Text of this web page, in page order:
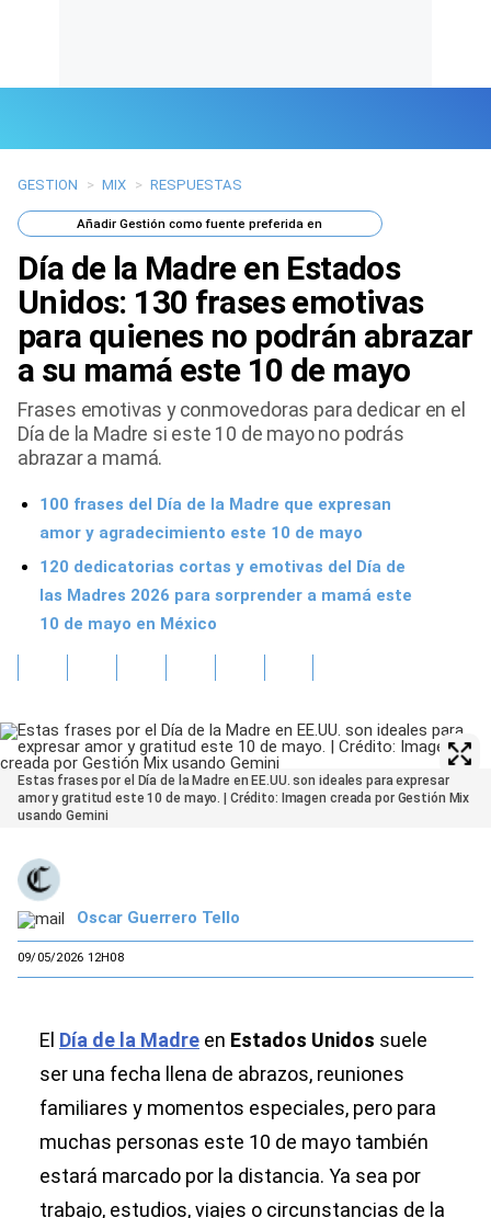
Últimas Noticias
Mi Bolsillo
Respuestas
Gente
Tendencias Mix
GESTION > MIX > RESPUESTAS
AñadirGestión como fuente preferida en
Día de la Madre en Estados
Unidos: 130 frases emotivas
para quienes no podrán abrazar
a su mamá este 10 de mayo
Frases emotivas y conmovedoras para dedicar en el
Día de la Madre si este 10 de mayo no podrás
abrazar a mamá.
100 frases del Día de la Madre que expresan
amor y agradecimiento este 10 de mayo
120 dedicatorias cortas y emotivas del Día de
las Madres 2026 para sorprender a mamá este
10 de mayo en México
Estas frases por el Día de la Madre en EE.UU. son ideales para expresar
amor y gratitud este 10 de mayo. | Crédito: Imagen creada por Gestión Mix
usando Gemini
Oscar Guerrero Tello
09/05/2026 12H08
El Día de la Madre en Estados Unidos suele
ser una fecha llena de abrazos, reuniones
familiares y momentos especiales, pero para
muchas personas este 10 de mayo también
estará marcado por la distancia. Ya sea por
trabajo, estudios, viajes o circunstancias de la